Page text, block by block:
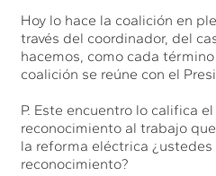
Hoy lo hace la coalición en
través del coordinador, del
hacemos, como cada
coalición se reúne con el
P. Este encuentro lo califica
reconocimiento al trabajo
la reforma eléctrica ¿ustedes
reconocimiento?